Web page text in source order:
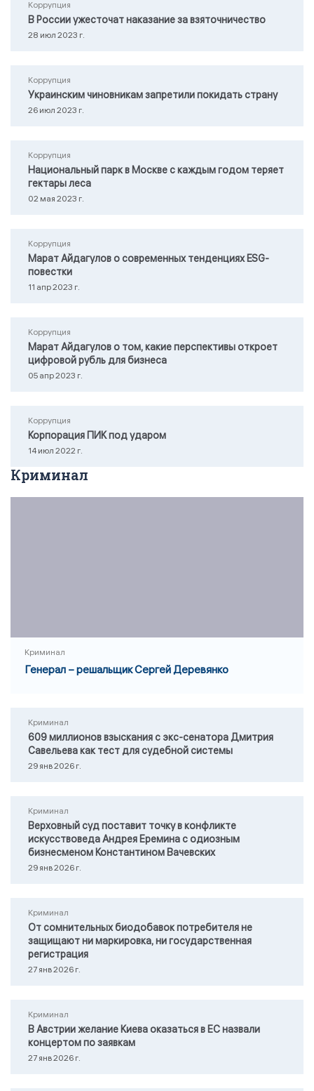
Коррупция
В России ужесточат наказание за взяточничество
28 июл 2023 г.
Коррупция
Украинским чиновникам запретили покидать страну
26 июл 2023 г.
Коррупция
Национальный парк в Москве с каждым годом теряет
гектары леса
02 мая 2023 г.
Коррупция
Марат Айдагулов о современных тенденциях ESG-
повестки
11 апр 2023 г.
Коррупция
Марат Айдагулов о том, какие перспективы откроет
цифровой рубль для бизнеса
05 апр 2023 г.
Коррупция
Корпорация ПИК под ударом
14 июл 2022 г.
Криминал
Криминал
Генерал – решальщик Сергей Деревянко
Криминал
609 миллионов взыскания с экс-сенатора Дмитрия
Савельева как тест для судебной системы
29 янв 2026 г.
Криминал
Верховный суд поставит точку в конфликте
искусствоведа Андрея Еремина с одиозным
бизнесменом Константином Вачевских
29 янв 2026 г.
Криминал
От сомнительных биодобавок потребителя не
защищают ни маркировка, ни государственная
регистрация
27 янв 2026 г.
Криминал
В Австрии желание Киева оказаться в ЕС назвали
концертом по заявкам
27 янв 2026 г.